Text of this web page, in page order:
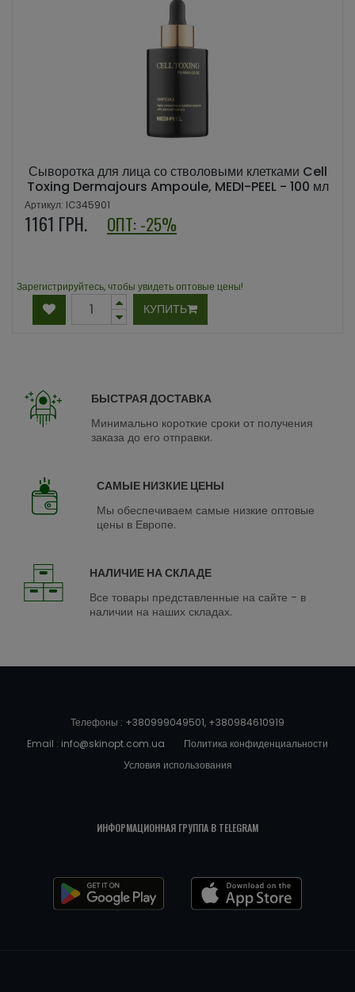
Сыворотка для лица со стволовыми клетками Cell
Toxing Dermajours Ampoule, MEDI-PEEL - 100 мл
Артикул: IC345901
1161 ГРН. ОПТ: -25%
Зарегистрируйтесь, чтобы увидеть оптовые цены!
КУПИТЬ
БЫСТРАЯ ДОСТАВКА
Минимально короткие сроки от получения
заказа до его отправки.
САМЫЕ НИЗКИЕ ЦЕНЫ
Мы обеспечиваем самые низкие оптовые
цены в Европе.
НАЛИЧИЕ НА СКЛАДЕ
Все товары представленные на сайте - в
наличии на наших складах.
Телефоны : +380999049501, +380984610919
Email : info@skinopt.com.ua
Политика конфиденциальности
Условия использования
ИНФОРМАЦИОННАЯ ГРУППА В TELEGRAM